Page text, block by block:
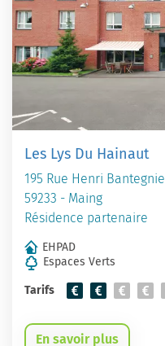
Les Lys Du Hainaut
195 Rue Henri Bantegnie
59233 - Maing
Résidence partenaire
EHPAD
Espaces Verts
Tarifs
En savoir plus